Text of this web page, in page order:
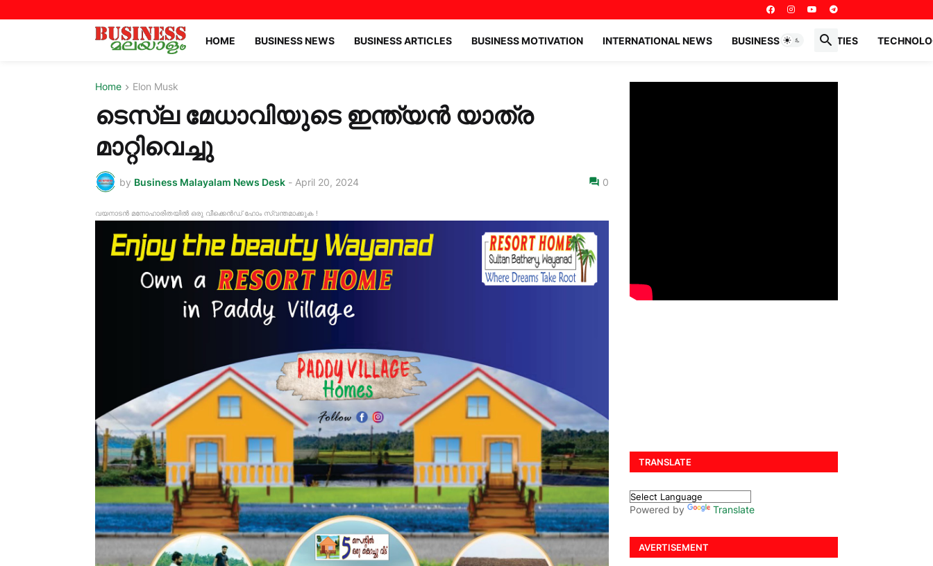
HOME BUSINESS NEWS BUSINESS ARTICLES BUSINESS MOTIVATION INTERNATIONAL NEWS BUSINESS PERSONALITIES
Home Elon Musk
ടെസ്‌ല മേധാവിയുടെ ഇന്ത്യൻ യാത്ര
മാറ്റിവെച്ചു
by Business Malayalam News Desk - April 20, 2024 0
വയനാടൻ മനോഹാരിതയിൽ ഒരു വീക്കെൻഡ് ഹോം സ്വന്തമാക്കുക !
TRANSLATE
Powered by Translate
AVERTISEMENT